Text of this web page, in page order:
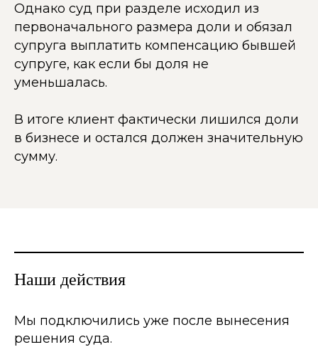
Однако суд при разделе исходил из
первоначального размера доли и обязал
супруга выплатить компенсацию бывшей
супруге, как если бы доля не
уменьшалась.
В итоге клиент фактически лишился доли
в бизнесе и остался должен значительную
сумму.
Наши действия
Мы подключились уже после вынесения
решения суда.